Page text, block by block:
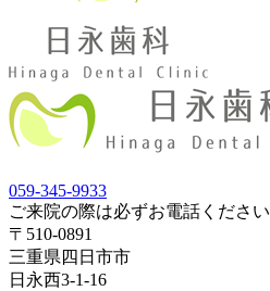
059-345-9933
ご来院の際は必ずお電話ください
〒510-0891
三重県四日市市
日永西3-1-16